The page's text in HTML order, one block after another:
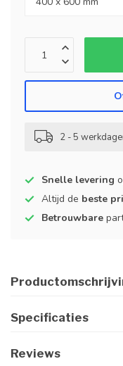
2 - 5
Snelle levering
Altijd de beste
Betrouwbare
Specificaties
Reviews